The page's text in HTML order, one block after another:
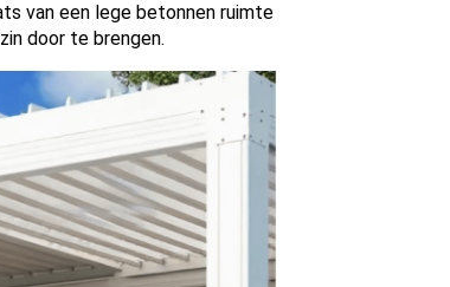
van een lege betonnen ruimte
door te brengen.